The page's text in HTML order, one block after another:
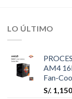
LO ÚLTIMO
AM4
Fan-
S/.